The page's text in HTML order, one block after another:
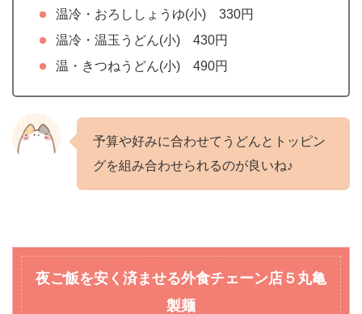
温冷・おろししょうゆ(小) 330円
温冷・温玉うどん(小) 430円
温・きつねうどん(小) 490円
予算や好みに合わせてうどんとトッピン
グを組み合わせられるのが良いね♪
夜ご飯を安く済ませる外食チェーン店 ５丸亀
製麺